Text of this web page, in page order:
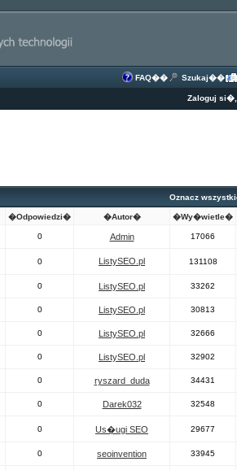
FAQ�� Szukaj��
Zaloguj
Oznacz
�Odpowiedzi� �Autor� �Wy�wietle�
0 Admin 17066
0 ListySEO.pl 131108
0 ListySEO.pl 33262
0 ListySEO.pl 30813
0 ListySEO.pl 32666
0 ListySEO.pl 32902
0 ryszard_duda 34431
0 Darek032 32548
0 Us�ugi SEO 29677
0 seoinvention 33945